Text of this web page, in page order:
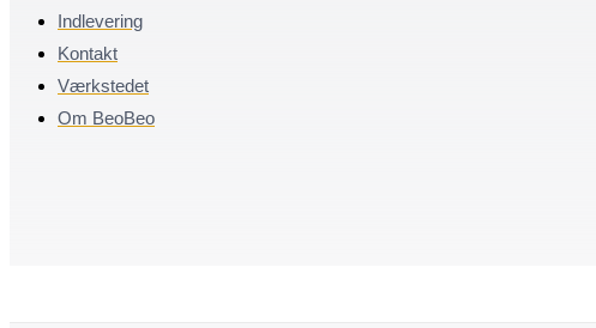
Indlevering
Kontakt
Værkstedet
Om BeoBeo